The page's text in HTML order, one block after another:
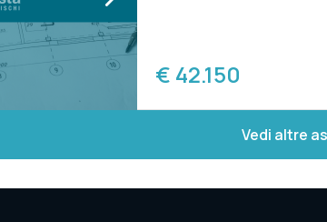
€ 42.150
Vedi altre